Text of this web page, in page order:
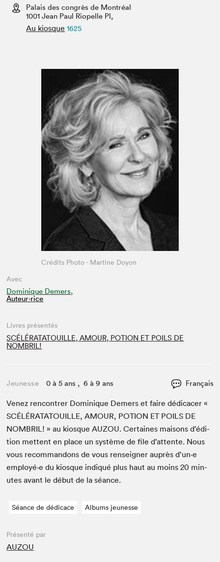
Espace médias
Palais des congrès de Montréal
1001 Jean Paul Riopelle Pl,
Au kiosque 1625
Avec
Dominique Demers,
Auteur·rice
Crédits Photo - Martine Doyon
Livres présentés
SCÉLÉRATATOUILLE, AMOUR, POTION ET POILS DE
NOMBRIL!
Jeunesse 0 à 5 ans , 6 à 9 ans Français
Venez ren­con­tr­er Dominique Demers et faire dédi­cac­er «
SCÉLÉRATA­TOUILLE,AMOUR, POTION ET POILS DE
NOM­BRIL! » au kiosqueAUZOU. Cer­taines maisons d’édi­
tion met­tent en place un sys­tème de file d’at­tente. Nous
vous recom­man­dons de vous ren­seign­er auprès d’un·e
employé·e du kiosque indiqué plus haut au moins20 min­
utes avant le début de la séance.
Séance de dédicace Albums jeunesse
Présenté par
AUZOU